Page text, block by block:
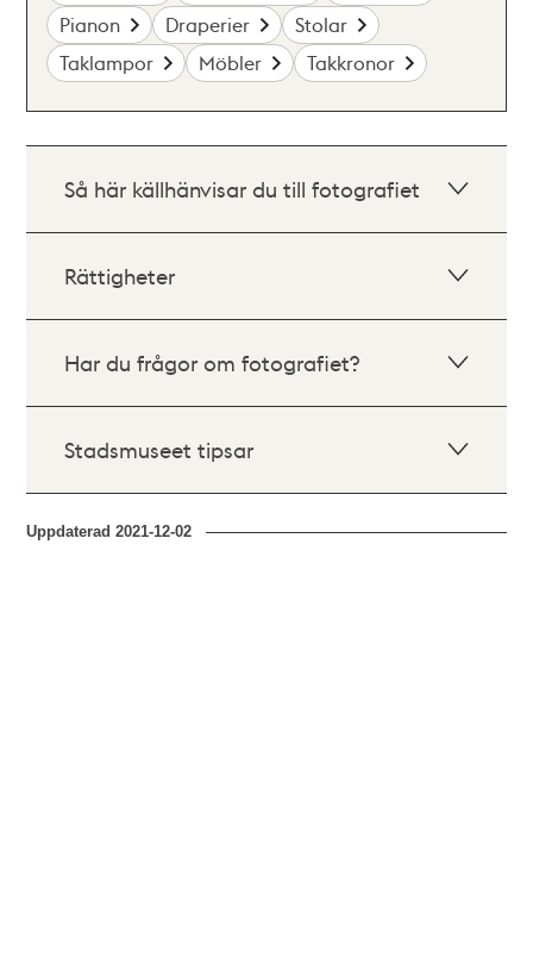
Pianon
Draperier
Stolar
Taklampor
Möbler Takkronor
Så här källhänvisar du till fotografiet
Rättigheter
Har du frågor om fotografiet?
Stadsmuseet tipsar
Uppdaterad2021-12-02